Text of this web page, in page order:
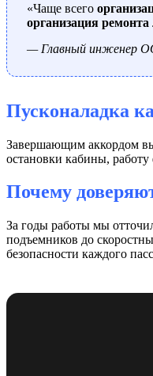
«Чаще всего
организация
— Главный инженер
Пусконаладка
Завершающим аккордом
остановки кабины, работу
Почему
За годы работы мы
подъемников до
безопасности каждого